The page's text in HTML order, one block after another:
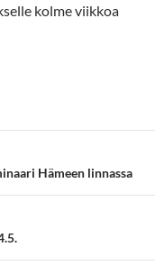
kolme viikkoa
Hämeen linnassa